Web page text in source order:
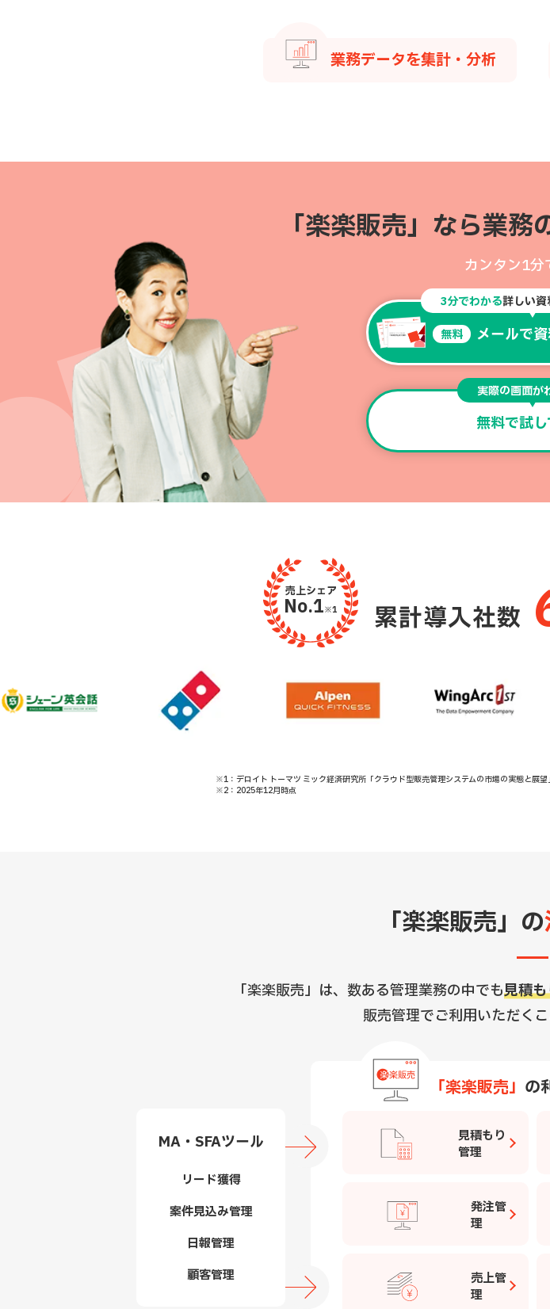
業務データを集計・分析
「楽楽販売」なら業務
カンタン1分
3分でわかる詳しい
無料
メールで
実際の画面が
無料で試
売上シェア
No.1※1 累計導入社数
※1：デロイト トーマツ ミック経済研究所「クラウド型販売管理システムの市場の実態
※2：2025年12月時点
「楽楽販売」の
「楽楽販売」は、数ある管理業務の中でも見積
販売管理でご利用いただくこ
MA・SFAツール
リード獲得
案件見込み管理
日報管理
顧客管理
「楽楽販売」 の
見積もり
管理
発注管
理
売上管
理